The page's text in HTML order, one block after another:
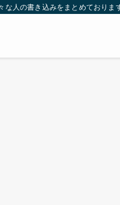
人の書き込みをまとめておりま